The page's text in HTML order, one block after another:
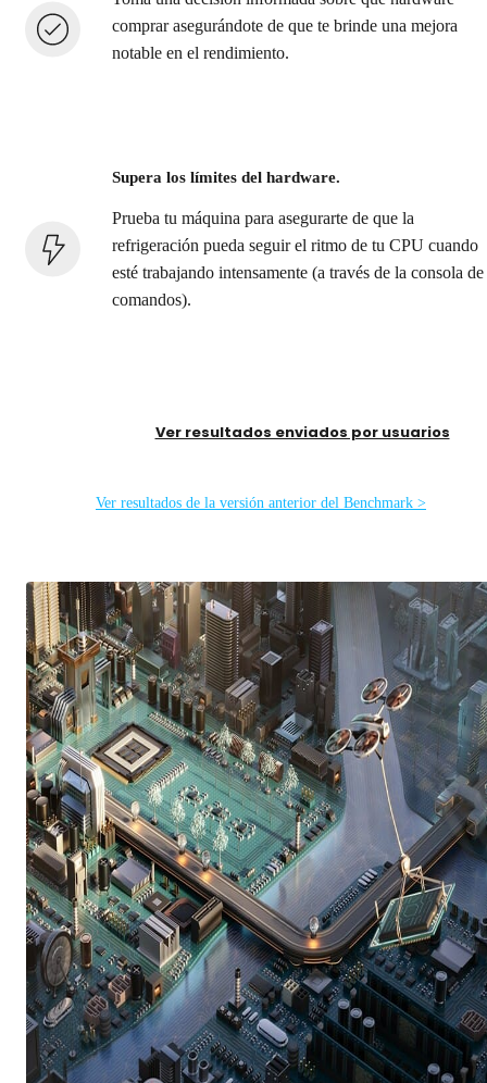
comprar asegurándote de que te brinde una mejora
notable en el rendimiento.
Supera los límites del hardware.
Prueba tu máquina para asegurarte de que la
refrigeración pueda seguir el ritmo de tu CPU cuando
esté trabajando intensamente (a través de la consola de
comandos).
Ver resultados enviados por usuarios
Ver resultados de la versión anterior del Benchmark >